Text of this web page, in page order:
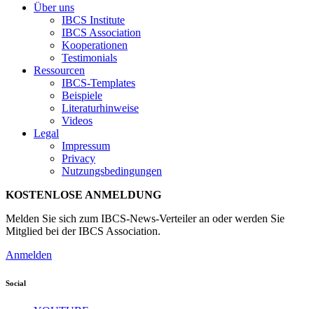
Über uns
IBCS Institute
IBCS Association
Kooperationen
Testimonials
Ressourcen
IBCS-Templates
Beispiele
Literaturhinweise
Videos
Legal
Impressum
Privacy
Nutzungsbedingungen
KOSTENLOSE ANMELDUNG
Melden Sie sich zum IBCS-News-Verteiler an oder werden Sie
Mitglied bei der IBCS Association.
Anmelden
Social